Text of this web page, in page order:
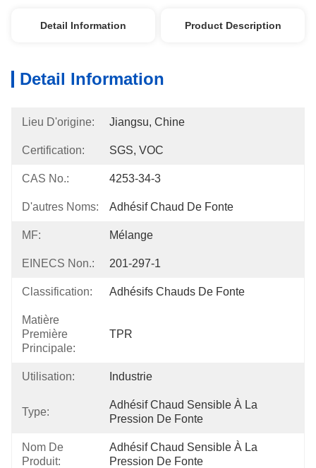
Detail Information Product Description
Detail Information
Lieu D'origine: Jiangsu, Chine
Certification: SGS, VOC
CAS No.: 4253-34-3
D'autres Noms: Adhésif Chaud De Fonte
MF: Mélange
EINECS Non.: 201-297-1
Classification: Adhésifs Chauds De Fonte
Matière
Première
Principale:
TPR
Utilisation: Industrie
Type:
Adhésif Chaud Sensible À La
Pression De Fonte
Nom De
Produit:
Adhésif Chaud Sensible À La
Pression De Fonte